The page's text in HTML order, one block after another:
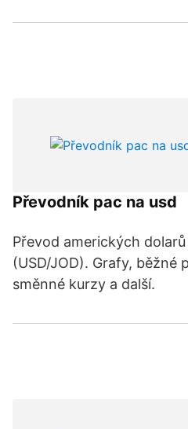
Převodník pac na usd
Převod amerických
(USD/JOD). Grafy, běžné
směnné kurzy a další.